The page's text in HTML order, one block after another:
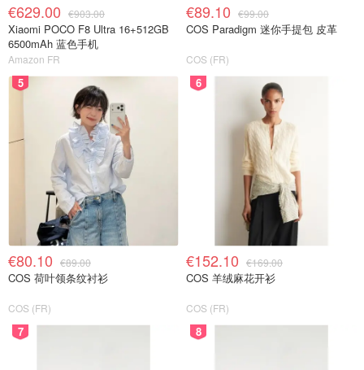
€629.00 €903.00
Xiaomi POCO F8 Ultra 16+512GB
6500mAh 蓝色手机
Amazon FR
€89.10 €99.00
COS Paradigm 迷你手提包 皮革
COS (FR)
5
€80.10 €89.00
COS 荷叶领条纹衬衫
COS (FR)
6
€152.10 €169.00
COS 羊绒麻花开衫
COS (FR)
7 8